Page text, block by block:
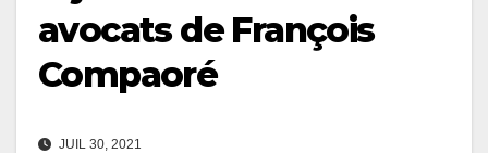
avocats de François
Compaoré
JUIL 30, 2021